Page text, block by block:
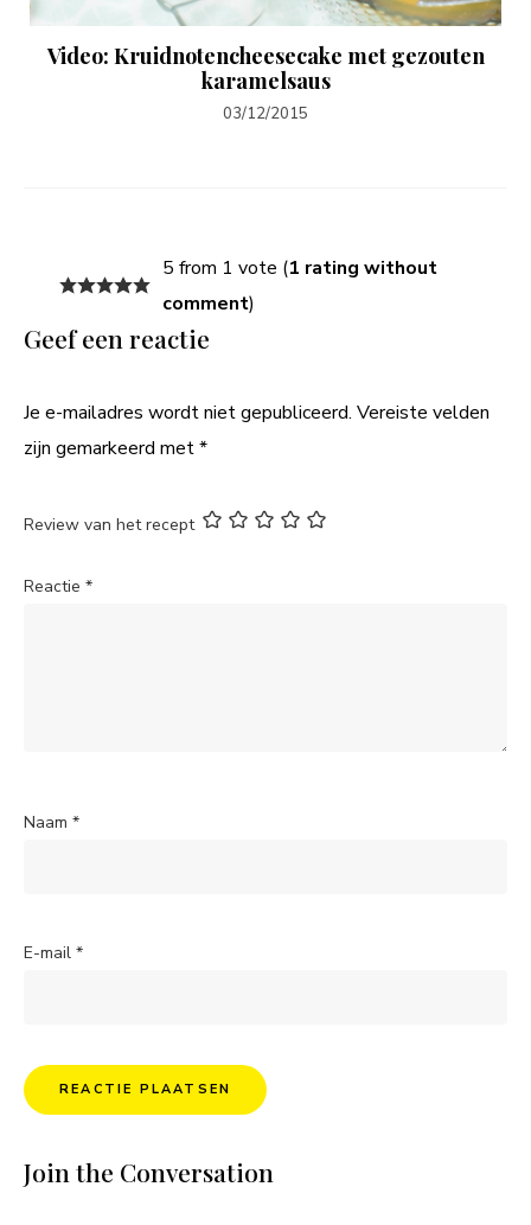
Video: Kruidnotencheesecake met gezouten
karamelsaus
03/12/2015
5 from 1 vote (1 rating without
comment)
Geef een reactie
Je e-mailadres wordt niet gepubliceerd. Vereiste velden
zijn gemarkeerd met*
Review van het recept
Reactie *
Naam *
E-mail *
Join the Conversation